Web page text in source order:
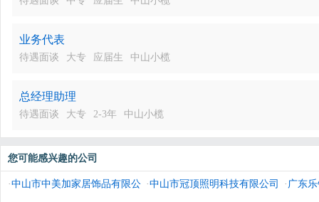
业务代表
待遇面谈 大专 应届生 中山小榄
总经理助理
待遇面谈 大专 2-3年 中山小榄
您可能感兴趣的公司
·中山市中美加家居饰品有限公 ·中山市冠顶照明科技有限公司 ·广东